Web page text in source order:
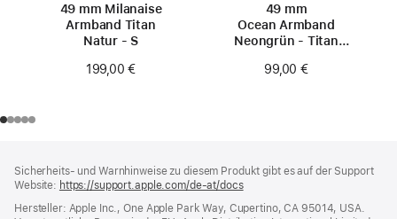
49 mm Milanaise
Armband Titan
Natur ‑ S
199,00 €
49 mm
Ocean Armband
Neongrün - Titan
99,00 €
Sicherheits- und Warnhinweise zu diesem Produkt gibt es auf der Support
Website: https://support.apple.com/de-at/docs(öffnet
neues
Hersteller: Apple Inc., One Apple Park Way, Cupertino, CA 95014, USA.